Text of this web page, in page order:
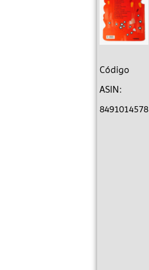
Código
ASIN:
8491014578